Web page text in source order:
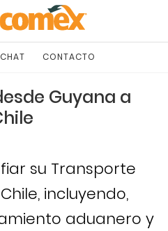
CHAT CONTACTO
Guyana a
su Transporte
incluyendo,
aduanero y